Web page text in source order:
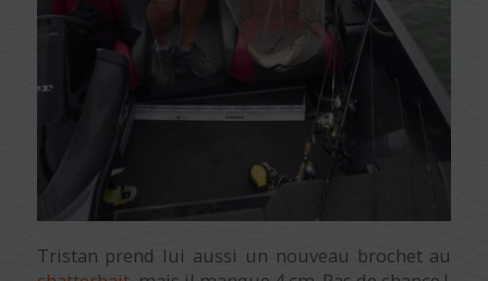
Tristan prend lui aussi un nouveau brochet au